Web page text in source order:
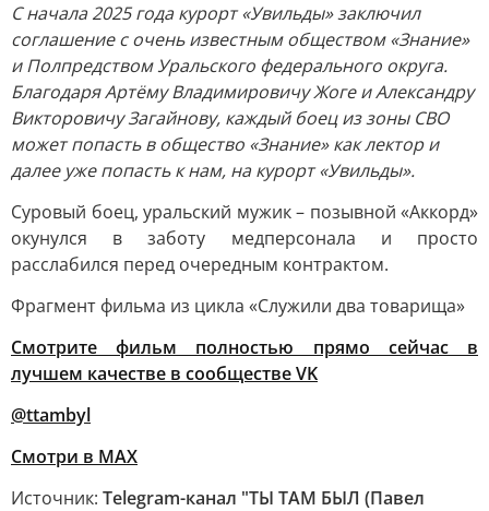
С начала 2025 года курорт «Увильды» заключил
соглашение с очень известным обществом «Знание»
и Полпредством Уральского федерального округа.
Благодаря Артёму Владимировичу Жоге и Александру
Викторовичу Загайнову, каждый боец из зоны СВО
может попасть в общество «Знание» как лектор и
далее уже попасть к нам, на курорт «Увильды».
Суровый боец, уральский мужик – позывной «Аккорд»
окунулся в заботу медперсонала и просто
расслабился перед очередным контрактом.
Фрагмент фильма из цикла «Служили два товарища»
Смотрите фильм полностью прямо сейчас в
лучшем качестве в сообществе VK
@ttambyl
Смотри в MАХ
Источник: Telegram-канал "ТЫ ТАМ БЫЛ (Павел